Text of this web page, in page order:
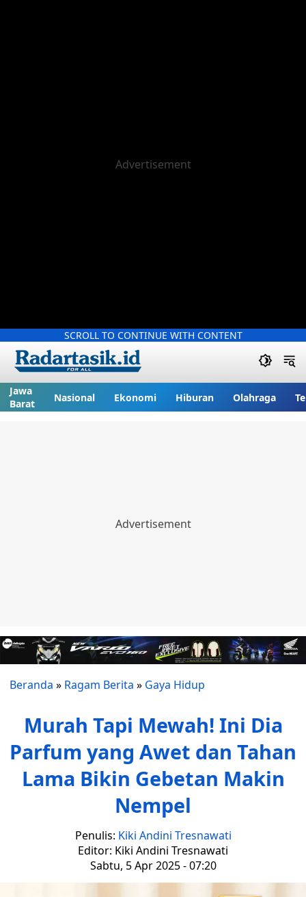
SCROLL TO CONTINUE WITH CONTENT
Jawa
Barat
Nasional Ekonomi Hiburan Olahraga
Beranda » Ragam Berita » Gaya Hidup
Murah Tapi Mewah! Ini Dia
Parfum yang Awet dan Tahan
Lama Bikin Gebetan Makin
Nempel
Penulis: Kiki Andini Tresnawati
Editor: Kiki Andini Tresnawati
Sabtu, 5 Apr 2025 - 07:20